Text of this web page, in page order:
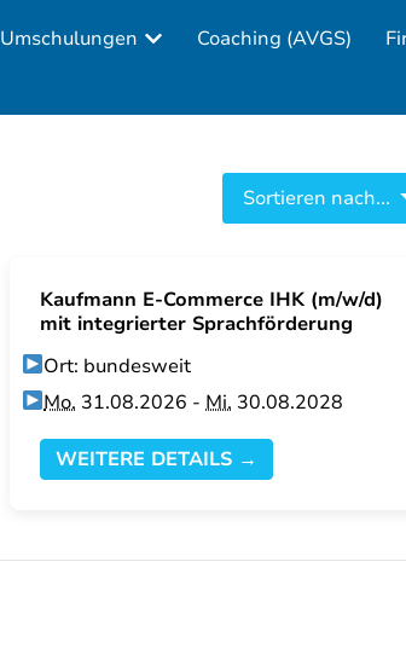
Umschulungen Coaching (AVGS)
Sortieren nach...
Kaufmann E-Commerce IHK (m/w/d)
mit integrierter Sprachförderung
Ort: bundesweit
Mo. 31.08.2026 -Mi. 30.08.2028
WEITERE DETAILS →